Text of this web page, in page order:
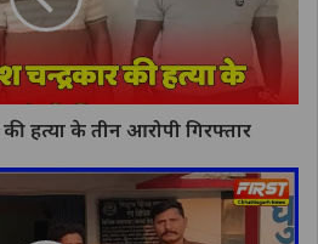
की हत्या के तीन आरोपी गिरफ्तार